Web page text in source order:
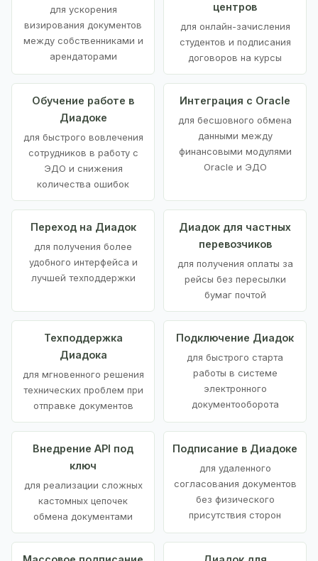
для ускорения
визирования документов
между собственниками и
арендаторами
центров
для онлайн-зачисления
студентов и подписания
договоров на курсы
Обучение работе в
Диадоке
для быстрого вовлечения
сотрудников в работу с
ЭДО и снижения
количества ошибок
Интеграция с Oracle
для бесшовного обмена
данными между
финансовыми модулями
Oracle и ЭДО
Переход на Диадок
для получения более
удобного интерфейса и
лучшей техподдержки
Диадок для частных
перевозчиков
для получения оплаты за
рейсы без пересылки
бумаг почтой
Техподдержка
Диадока
для мгновенного решения
технических проблем при
отправке документов
Подключение Диадок
для быстрого старта
работы в системе
электронного
документооборота
Внедрение API под
ключ
для реализации сложных
кастомных цепочек
обмена документами
Подписание в Диадоке
для удаленного
согласования документов
без физического
присутствия сторон